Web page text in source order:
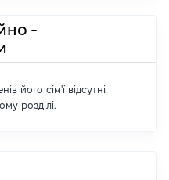
-
його сім'ї відсутні
розділі.